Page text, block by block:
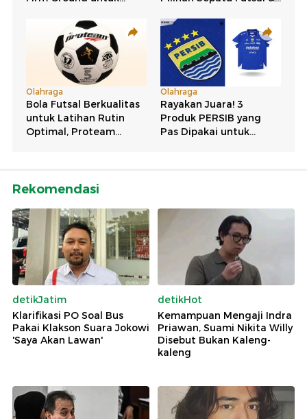
Rekomendasi
detikJatim
Klarifikasi PO Soal Bus
Pakai Klakson Suara Jokowi
'Saya Akan Lawan'
detikHot
Kemampuan Mengaji Indra
Priawan, Suami Nikita Willy
Disebut Bukan Kaleng-
kaleng